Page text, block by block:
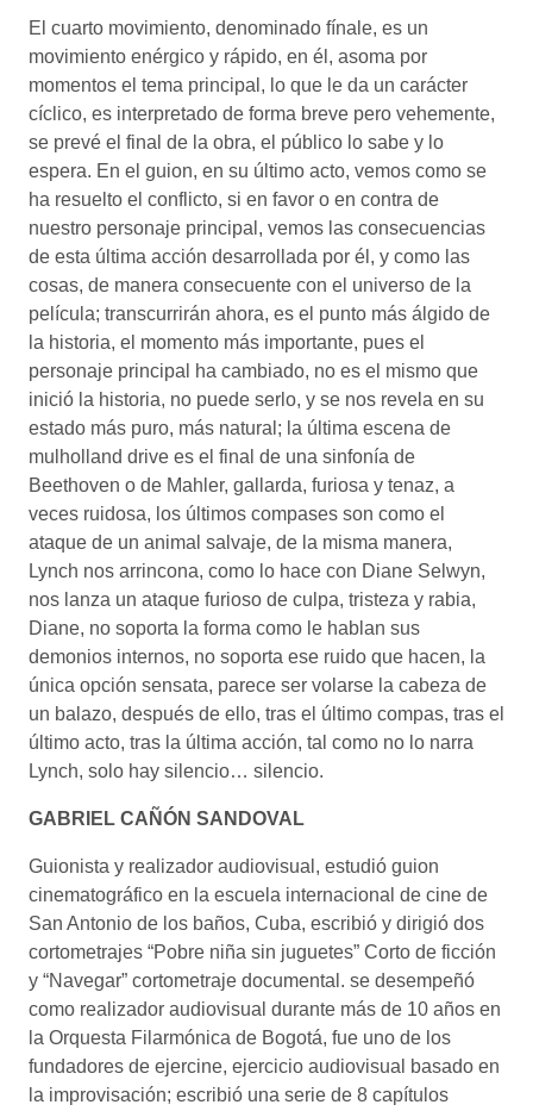
El cuarto movimiento, denominado fínale, es un
movimiento enérgico y rápido, en él, asoma por
momentos el tema principal, lo que le da un carácter
cíclico, es interpretado de forma breve pero vehemente,
se prevé el final de la obra, el público lo sabe y lo
espera. En el guion, en su último acto, vemos como se
ha resuelto el conflicto, si en favor o en contra de
nuestro personaje principal, vemos las consecuencias
de esta última acción desarrollada por él, y como las
cosas, de manera consecuente con el universo de la
película; transcurrirán ahora, es el punto más álgido de
la historia, el momento más importante, pues el
personaje principal ha cambiado, no es el mismo que
inició la historia, no puede serlo, y se nos revela en su
estado más puro, más natural; la última escena de
mulholland drive es el final de una sinfonía de
Beethoven o de Mahler, gallarda, furiosa y tenaz, a
veces ruidosa, los últimos compases son como el
ataque de un animal salvaje, de la misma manera,
Lynch nos arrincona, como lo hace con Diane Selwyn,
nos lanza un ataque furioso de culpa, tristeza y rabia,
Diane, no soporta la forma como le hablan sus
demonios internos, no soporta ese ruido que hacen, la
única opción sensata, parece ser volarse la cabeza de
un balazo, después de ello, tras el último compas, tras el
último acto, tras la última acción, tal como no lo narra
Lynch, solo hay silencio… silencio.
GABRIEL CAÑÓN SANDOVAL
Guionista y realizador audiovisual, estudió guion
cinematográfico en la escuela internacional de cine de
San Antonio de los baños, Cuba, escribió y dirigió dos
cortometrajes “Pobre niña sin juguetes” Corto de ficción
y “Navegar” cortometraje documental. se desempeñó
como realizador audiovisual durante más de 10 años en
la Orquesta Filarmónica de Bogotá, fue uno de los
fundadores de ejercine, ejercicio audiovisual basado en
la improvisación; escribió una serie de 8 capítulos